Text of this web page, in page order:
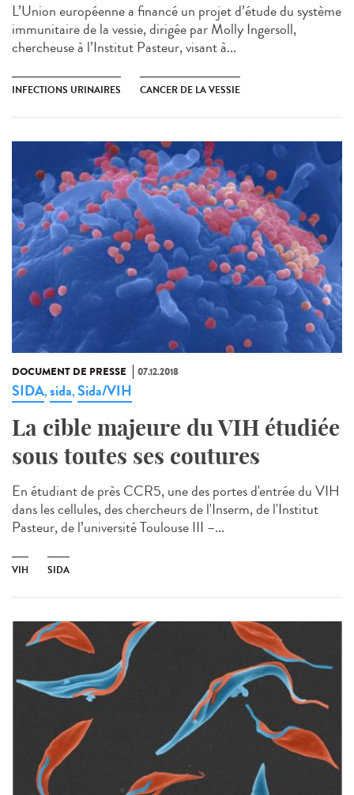
L’Union européenne a financé un projet d’étude du système
immunitaire de la vessie, dirigée par Molly Ingersoll,
chercheuse à l’Institut Pasteur, visant à...
INFECTIONS URINAIRES CANCER DE LA VESSIE
DOCUMENT DE PRESSE 07.12.2018
SIDA,sida,Sida/VIH
La cible majeure du VIH étudiée
sous toutes ses coutures
En étudiant de près CCR5, une des portes d'entrée du VIH
dans les cellules, des chercheurs de l'Inserm, de l'Institut
Pasteur, de l’université Toulouse III –...
VIH SIDA